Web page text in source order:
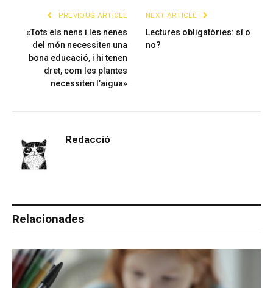
PREVIOUS ARTICLE
«Tots els nens i les nenes
del món necessiten una
bona educació, i hi tenen
dret, com les plantes
necessiten l’aigua»
NEXT ARTICLE
Lectures obligatòries: sí o
no?
Redacció
Relacionades